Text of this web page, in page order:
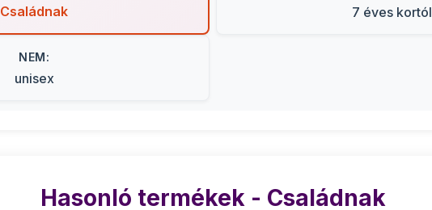
Családnak 7 éves kortól
NEM:
unisex
Hasonló termékek - Családnak